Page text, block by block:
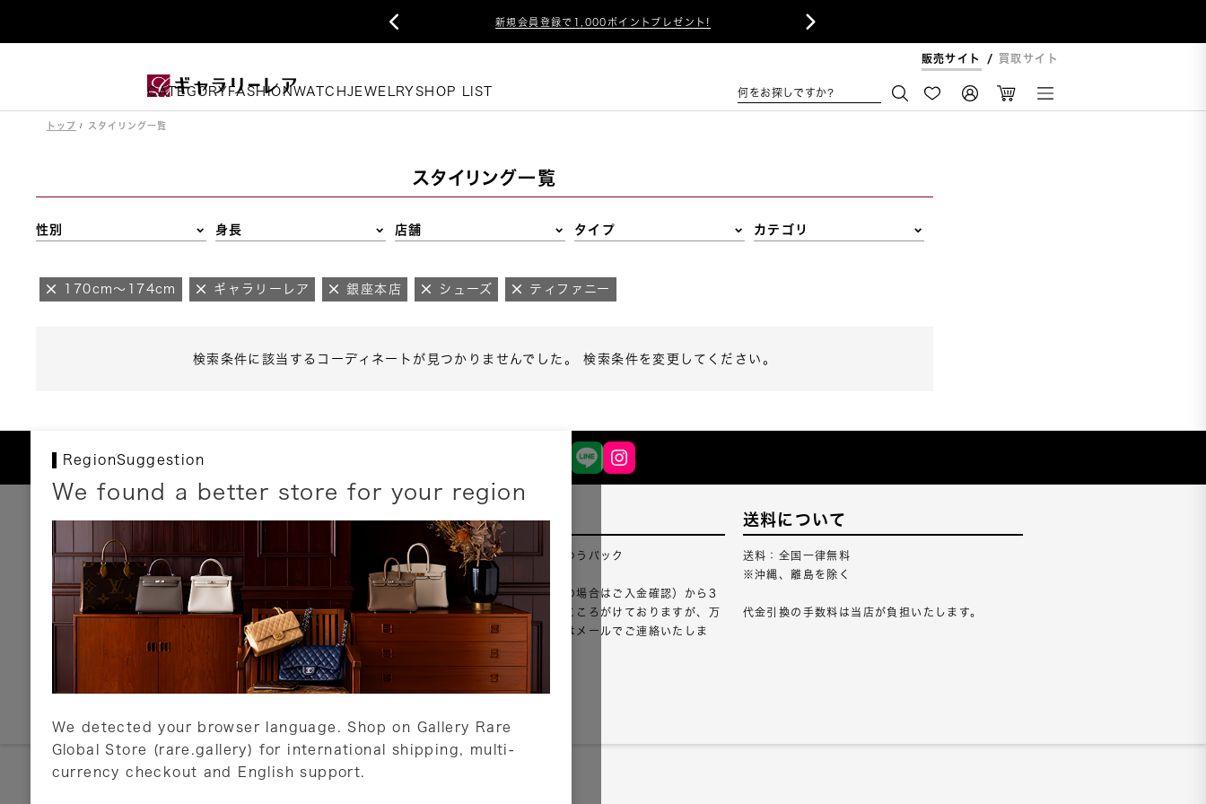
新規会員登録で1,000ポイントプレゼント!
 
販売サイト 買取サイト
CATEGORY FASHIONWATCHJEWELRY SHOP LIST 何をお探しですか?
トップ スタイリング一覧
スタイリング一覧
性別 身長 店舗 タイプ カテゴリ
170cm～174cm ギャラリーレア 銀座本店 シューズ ティファニー
検索条件に該当するコーディネートが見つかりませんでした。 検索条件を変更してください。
RegionSuggestion
We found a better store for your region
We detected your browser language. Shop on Gallery Rare
Global Store (rare.gallery) for international shipping, multi-
currency checkout and English support.
お支払いについて
以下のお支払方法が利用可能です。
クレジットカード
ショッピングローン
銀行振込・郵便振替
代金引換
Amazon Pay
PayPay
店頭支払い
詳しくはこちら
配送について
配送業者：佐川急便・ゆうパック
ご注文確認（銀行振込の場合はご入金確認）から3
営業日以内のご出荷をこころがけておりますが、万
が一出荷が遅れる場合はメールでご連絡いたしま
詳しくはこちら
送料について
送料：全国一律無料
※沖縄、離島を除く
代金引換の手数料は当店が負担いたします。